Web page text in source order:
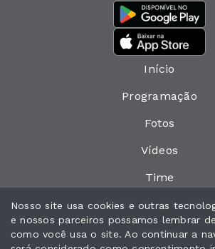
Início
Programação
Fotos
Vídeos
Time
Política de
Interno
Nosso site usa cookies e outras
e nossos parceiros possamos lembrar
como você usa o site. Ao continuar a